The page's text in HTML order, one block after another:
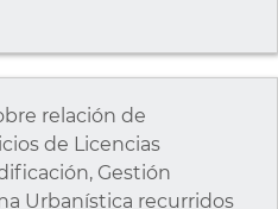
relación de
de Licencias
Gestión
Urbanística recurridos